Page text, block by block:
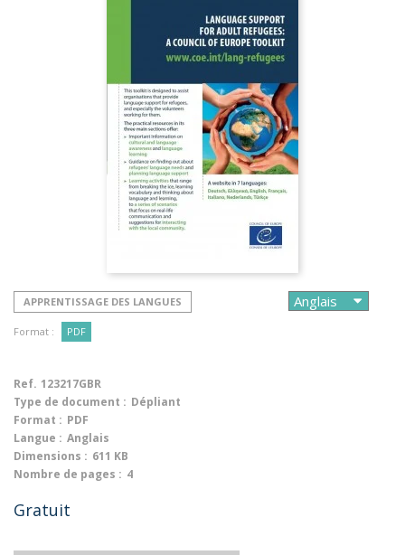
APPRENTISSAGE DES LANGUES
Format : PDF
Ref. 123217GBR
Type de document : Dépliant
Format : PDF
Langue : Anglais
Dimensions : 611 KB
Nombre de pages : 4
Gratuit